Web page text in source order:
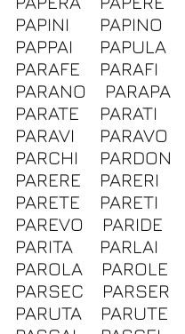
PAPINI
PAPINO
PAPPAI
PAPULA
PARAFE
PARAFI
PARANO
PARAPA
PARATE
PARATI
PARAVI
PARAVO
PARCHI
PARDON
PARERE
PARERI
PARETE
PARETI
PAREVO
PARIDE
PARITA
PARLAI
PAROLA
PAROLE
PARSEC
PARSER
PARUTA
PARUTE